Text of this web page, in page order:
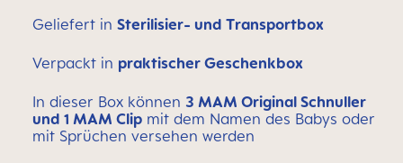
Geliefert in Sterilisier- und Transportbox
Verpackt in praktischer Geschenkbox
In dieser Box können 3 MAM Original Schnuller
und 1 MAM Clip mit dem Namen des Babys oder
mit Sprüchen versehen werden